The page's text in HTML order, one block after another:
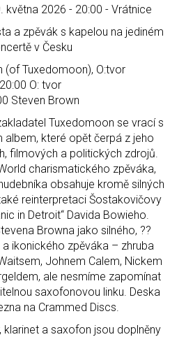
května 2026 - 20:00 - Vrátnice
a zpěvák s kapelou na jediném
v Česku
(of Tuxedomoon), O:tvor
20:00 O: tvor
Steven Brown
Tuxedomoon se vrací s
albem, které opět čerpá z jeho
filmových a politických zdrojů.
charismatického zpěváka,
obsahuje kromě silných
reinterpretaci Šostakovičovy
in Detroit“ Davida Bowieho.
Browna jako silného, ??
ikonického zpěváka – zhruba
Johnem Calem, Nickem
ale nesmíme zapomínat
saxofonovou linku. Deska
na Crammed Discs.
klarinet a saxofon jsou doplněny